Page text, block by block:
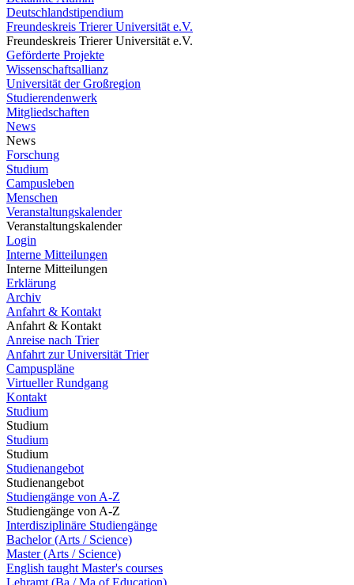
Deutschlandstipendium
Freundeskreis Trierer Universität e.V.
Freundeskreis Trierer Universität e.V.
Geförderte Projekte
Wissenschaftsallianz
Universität der Großregion
Studierendenwerk
Mitgliedschaften
News
News
Forschung
Studium
Campusleben
Menschen
Veranstaltungskalender
Veranstaltungskalender
Login
Interne Mitteilungen
Interne Mitteilungen
Erklärung
Archiv
Anfahrt & Kontakt
Anfahrt & Kontakt
Anreise nach Trier
Anfahrt zur Universität Trier
Campuspläne
Virtueller Rundgang
Kontakt
Studium
Studium
Studium
Studium
Studienangebot
Studienangebot
Studiengänge von A-Z
Studiengänge von A-Z
Interdisziplinäre Studiengänge
Bachelor (Arts / Science)
Master (Arts / Science)
English taught Master's courses
Lehramt (Ba / Ma of Education)